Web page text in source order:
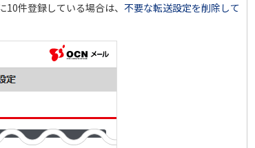
件登録している場合は、 不要な転送設定を削除して